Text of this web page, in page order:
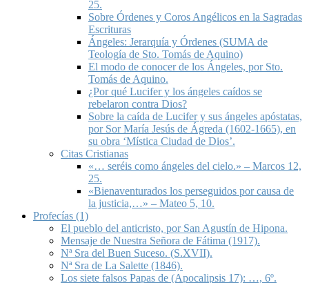
25.
Sobre Órdenes y Coros Angélicos en la Sagradas
Escrituras
Ángeles: Jerarquía y Órdenes (SUMA de
Teología de Sto. Tomás de Aquino)
El modo de conocer de los Ángeles, por Sto.
Tomás de Aquino.
¿Por qué Lucifer y los ángeles caídos se
rebelaron contra Dios?
Sobre la caída de Lucifer y sus ángeles apóstatas,
por Sor María Jesús de Ágreda (1602-1665), en
su obra ‘Mística Ciudad de Dios’.
Citas Cristianas
«… seréis como ángeles del cielo.» – Marcos 12,
25.
«Bienaventurados los perseguidos por causa de
la justicia,…» – Mateo 5, 10.
Profecías (1)
El pueblo del anticristo, por San Agustín de Hipona.
Mensaje de Nuestra Señora de Fátima (1917).
Nª Sra del Buen Suceso. (S.XVII).
Nª Sra de La Salette (1846).
Los siete falsos Papas de (Apocalipsis 17): …, 6º.